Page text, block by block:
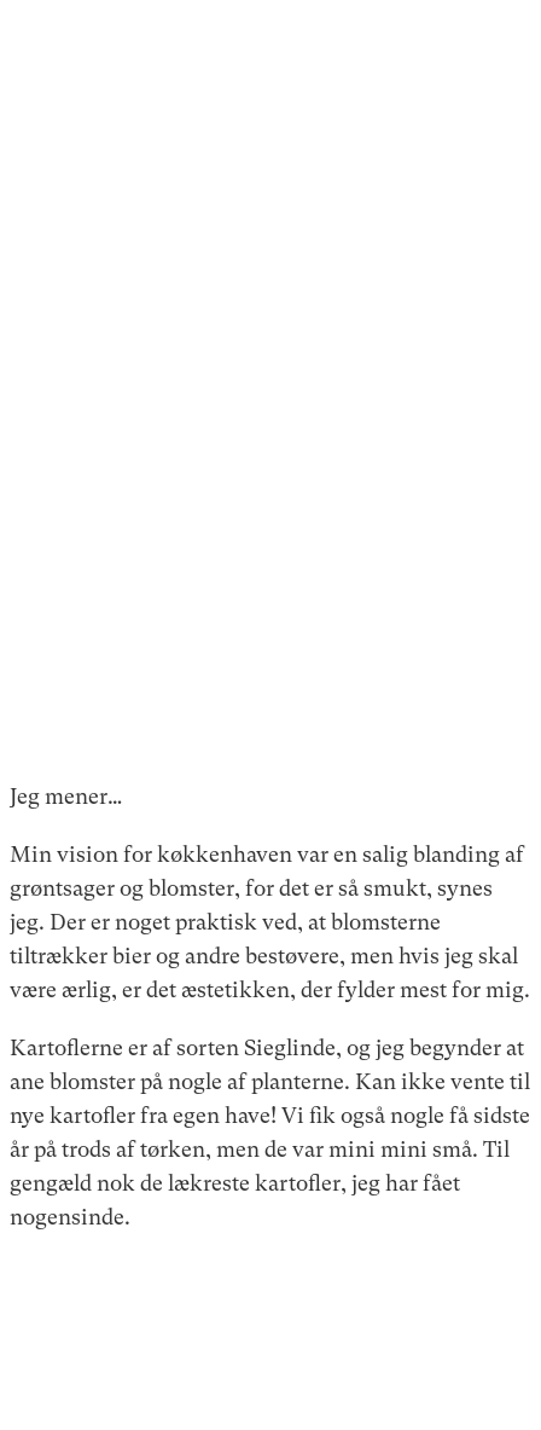
Jeg mener…
Min vision for køkkenhaven var en salig blanding af
grøntsager og blomster, for det er så smukt, synes
jeg. Der er noget praktisk ved, at blomsterne
tiltrækker bier og andre bestøvere, men hvis jeg skal
være ærlig, er det æstetikken, der fylder mest for mig.
Kartoflerne er af sorten Sieglinde, og jeg begynder at
ane blomster på nogle af planterne. Kan ikke vente til
nye kartofler fra egen have! Vi fik også nogle få sidste
år på trods af tørken, men de var mini mini små. Til
gengæld nok de lækreste kartofler, jeg har fået
nogensinde.